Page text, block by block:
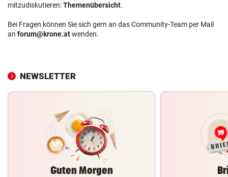
mitzudiskutieren:Themenübersicht.
Bei Fragen können Sie sich gern an das Community-Team per Mail
an forum@krone.atwenden.
NEWSLETTER
Guten Morgen